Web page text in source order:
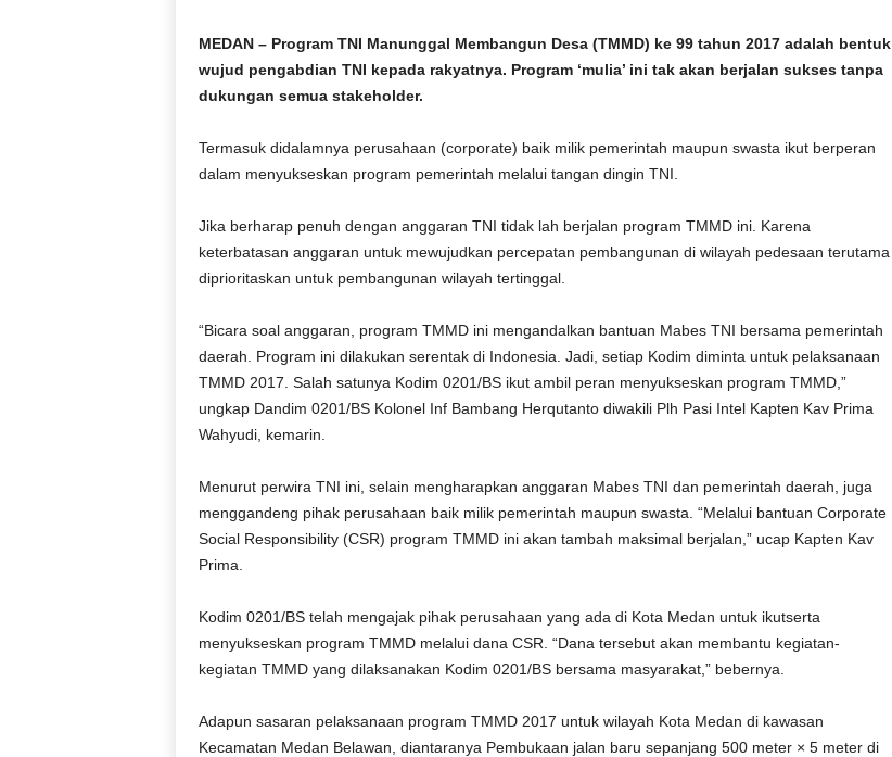
MEDAN – Program TNI Manunggal Membangun Desa (TMMD) ke 99 tahun 2017 adalah bentuk
wujud pengabdian TNI kepada rakyatnya. Program ‘mulia’ ini tak akan berjalan sukses tanpa
dukungan semua stakeholder.
Termasuk didalamnya perusahaan (corporate) baik milik pemerintah maupun swasta ikut berperan
dalam menyukseskan program pemerintah melalui tangan dingin TNI.
Jika berharap penuh dengan anggaran TNI tidak lah berjalan program TMMD ini. Karena
keterbatasan anggaran untuk mewujudkan percepatan pembangunan di wilayah pedesaan terutama
diprioritaskan untuk pembangunan wilayah tertinggal.
“Bicara soal anggaran, program TMMD ini mengandalkan bantuan Mabes TNI bersama pemerintah
daerah. Program ini dilakukan serentak di Indonesia. Jadi, setiap Kodim diminta untuk pelaksanaan
TMMD 2017. Salah satunya Kodim 0201/BS ikut ambil peran menyukseskan program TMMD,”
ungkap Dandim 0201/BS Kolonel Inf Bambang Herqutanto diwakili Plh Pasi Intel Kapten Kav Prima
Wahyudi, kemarin.
Menurut perwira TNI ini, selain mengharapkan anggaran Mabes TNI dan pemerintah daerah, juga
menggandeng pihak perusahaan baik milik pemerintah maupun swasta. “Melalui bantuan Corporate
Social Responsibility (CSR) program TMMD ini akan tambah maksimal berjalan,” ucap Kapten Kav
Prima.
Kodim 0201/BS telah mengajak pihak perusahaan yang ada di Kota Medan untuk ikutserta
menyukseskan program TMMD melalui dana CSR. “Dana tersebut akan membantu kegiatan-
kegiatan TMMD yang dilaksanakan Kodim 0201/BS bersama masyarakat,” bebernya.
Adapun sasaran pelaksanaan program TMMD 2017 untuk wilayah Kota Medan di kawasan
Kecamatan Medan Belawan, diantaranya Pembukaan jalan baru sepanjang 500 meter × 5 meter di